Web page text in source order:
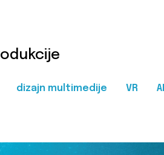
dizajn multimedije VR